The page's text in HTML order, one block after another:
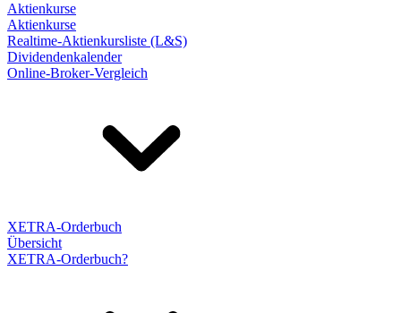
Aktienkurse
Aktienkurse
Realtime-Aktienkursliste (L&S)
Dividendenkalender
Online-Broker-Vergleich
XETRA-Orderbuch
Übersicht
XETRA-Orderbuch?